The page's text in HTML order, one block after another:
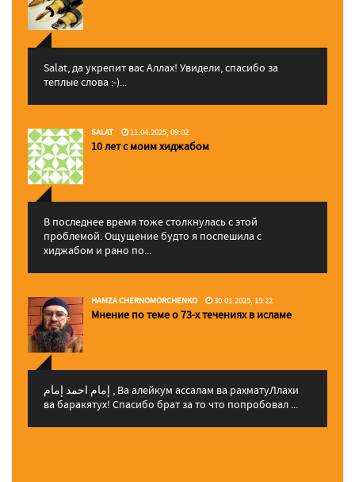
Salat, да укрепит вас Аллаx! Увидели, спасибо за
теплые слова :-)...
SALAT 11.04.2025, 09:02
10 лет с моим хиджабом
В последнее время тоже столкнулась с этой
проблемой. Ощущение будто я поспешила с
хиджабом и рано по...
HAMZA CHERNOMORCHENKO 30.01.2025, 15:22
Мнение по теме о 73-х течениях в исламе
إمام احمد إمام , Ва алейкум ассалам ва рахматуЛлахи
ва баракятух! Спасибо брат за то что попробовал ...